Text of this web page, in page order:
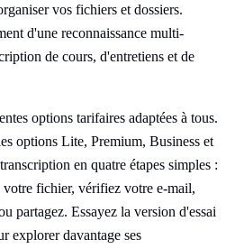
vos fichiers et dossiers.
d'une reconnaissance multi-
de cours, d'entretiens et de
options tarifaires adaptées à tous.
options Lite, Premium, Business et
en quatre étapes simples :
fichier, vérifiez votre e-mail,
partagez. Essayez la version d'essai
explorer davantage ses